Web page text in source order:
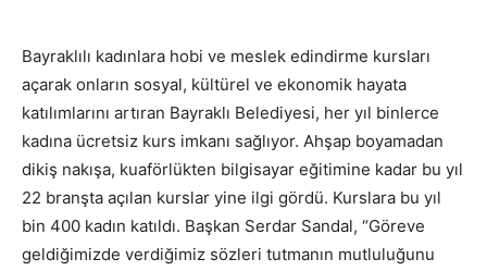
Bayraklılı kadınlara hobi ve meslek edindirme kursları
açarak onların sosyal, kültürel ve ekonomik hayata
katılımlarını artıran Bayraklı Belediyesi, her yıl binlerce
kadına ücretsiz kurs imkanı sağlıyor. Ahşap boyamadan
dikiş nakışa, kuaförlükten bilgisayar eğitimine kadar bu yıl
22 branşta açılan kurslar yine ilgi gördü. Kurslara bu yıl
bin 400 kadın katıldı. Başkan Serdar Sandal, “Göreve
geldiğimizde verdiğimiz sözleri tutmanın mutluluğunu